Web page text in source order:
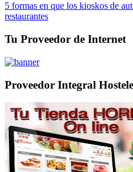
5 formas en que los kioskos de
restaurantes
Tu Proveedor de Internet
Proveedor Integral